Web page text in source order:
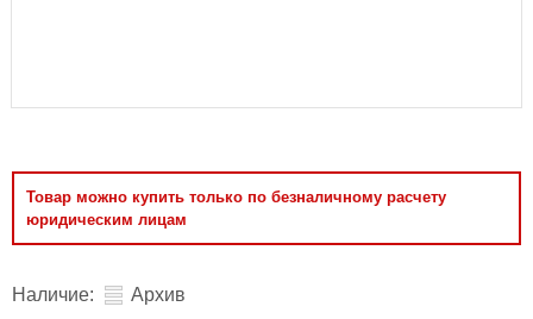
Товар можно купить только по безналичному расчету
юридическим лицам
Наличие: Архив